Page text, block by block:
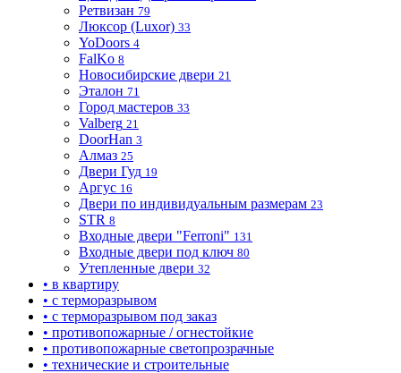
Ретвизан 79
Люксор (Luxor) 33
YoDoors 4
FalKo 8
Новосибирские двери 21
Эталон 71
Город мастеров 33
Valberg 21
DoorHan 3
Алмаз 25
Двери Гуд 19
Аргус 16
Двери по индивидуальным размерам 23
STR 8
Входные двери "Ferroni" 131
Входные двери под ключ 80
Утепленные двери 32
• в квартиру
• с терморазрывом
• с терморазрывом под заказ
• противопожарные / огнестойкие
• противопожарные светопрозрачные
• технические и строительные